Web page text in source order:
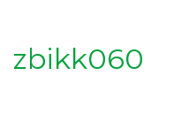
zbikk060